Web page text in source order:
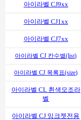
아이라벨 CJ9xx
아이라벨 CJ1xx
아이라벨 CJ7xx
아이라벨 CJ 칸수별(list)
아이라벨 CJ 목록표(size)
아이라벨 CL 흰색모조라
벨
아이라벨 CJ 잉크젯전용